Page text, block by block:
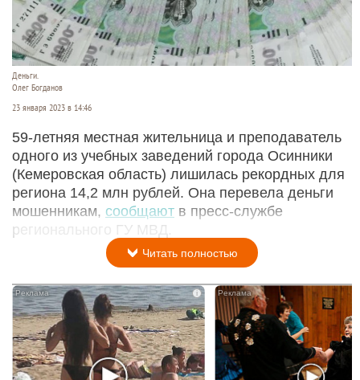
Деньги.
Олег Богданов
23 января 2023 в 14:46
59-летняя местная жительница и преподаватель
одного из учебных заведений города Осинники
(Кемеровская область) лишилась рекордных для
региона 14,2 млн рублей. Она перевела деньги
мошенникам, сообщают в пресс-службе
регионального ГУ МВД.
Читать полностью
i